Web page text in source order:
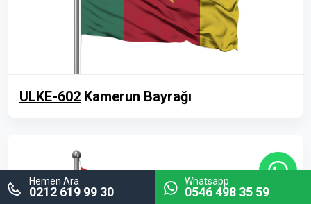
ULKE-602 Kamerun Bayrağı
Hemen Ara
0212 619 99 30
Whatsapp
0546 498 35 59